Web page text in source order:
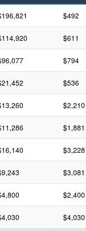
$492
$611
$794
$536
$2,210
$1,881
$3,228
$3,081
$2,400
$4,030